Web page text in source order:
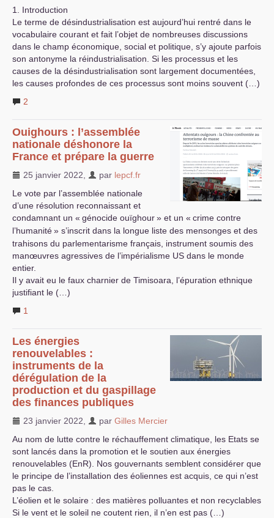
1. Introduction
Le terme de désindustrialisation est aujourd’hui rentré dans le
vocabulaire courant et fait l’objet de nombreuses discussions
dans le champ économique, social et politique, s’y ajoute parfois
son antonyme la réindustrialisation. Si les processus et les
causes de la désindustrialisation sont largement documentées,
les causes profondes de ces processus sont moins souvent (…)
2
Ouighours : l’assemblée
nationale déshonore la
France et prépare la guerre
25 janvier 2022 par lepcf.fr
Le vote par l’assemblée nationale
d’une résolution reconnaissant et
condamnant un « génocide ouïghour» et un « crime contre
l’humanité» s’inscrit dans la longue liste des mensonges et des
trahisons du parlementarisme français, instrument soumis des
manœuvres agressives de l’impérialisme US dans le monde
entier.
Il y avait eu le faux charnier de Timisoara, l’épuration ethnique
justifiant le (…)
1
Les énergies
renouvelables :
instruments de la
dérégulation de la
production et du gaspillage
des finances publiques
23 janvier 2022 par Gilles Mercier
Au nom de lutte contre le réchauffement climatique, les Etats se
sont lancés dans la promotion et le soutien aux énergies
renouvelables (EnR). Nos gouvernants semblent considérer que
le principe de l’installation des éoliennes est acquis, ce qui n’est
pas le cas.
L’éolien et le solaire : des matières polluantes et non recyclables
Si le vent et le soleil ne coutent rien, il n’en est pas (…)